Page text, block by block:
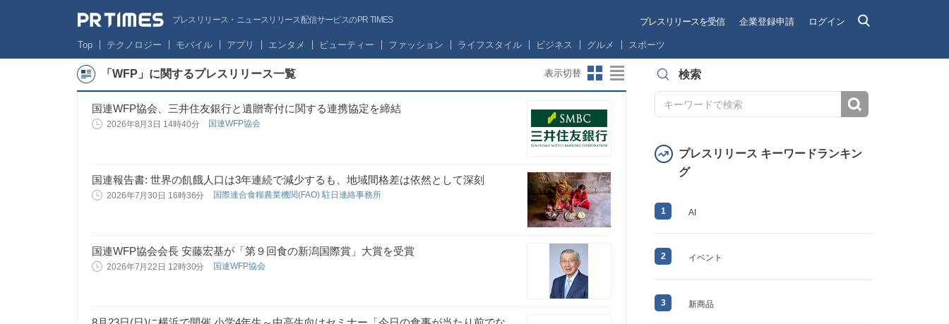
プレスリリース・ニュースリリース配信サービスのPR TIMES プレスリリースを受信 企業登録申請 ログイン
Top テクノロジー モバイル アプリ エンタメ ビューティー ファッション ライフスタイル ビジネス グルメ スポーツ
「WFP」に関するプレスリリース一覧 表示切替
国連WFP協会、三井住友銀行と遺贈寄付に関する連携協定を締結
2026年8月3日 14時40分 国連WFP協会
国連報告書: 世界の飢餓人口は3年連続で減少するも、地域間格差は依然として深刻
2026年7月30日 16時36分 国際連合食糧農業機関(FAO) 駐日連絡事務所
国連WFP協会会長 安藤宏基が「第９回食の新潟国際賞」大賞を受賞
2026年7月22日 12時30分 国連WFP協会
検索
プレスリリース キーワードランキン
グ
1 AI
2 イベント
3 新商品